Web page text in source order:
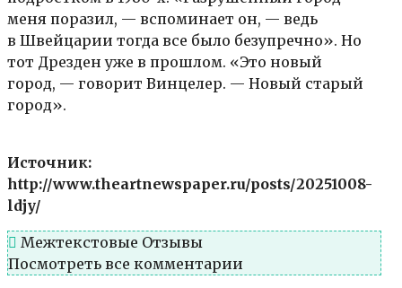
меня поразил, — вспоминает он, — ведь
в Швейцарии тогда все было безупречно». Но
тот Дрезден уже в прошлом. «Это новый
город, — говорит Винцелер. — Новый старый
город».
Источник:
http://www.theartnewspaper.ru/posts/20251008-
ldjy/
Межтекстовые Отзывы
Посмотреть все комментарии